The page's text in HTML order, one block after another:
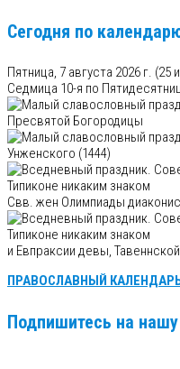
Сегодня по
Пятница, 7 августа 2026 г. (25
Седмица 10-я по
Пресвятой Богородицы
Унженского (1444)
Свв. жен Олимпиады
и Евпраксии девы,
ПРАВОСЛАВНЫЙ
Подпишитесь на